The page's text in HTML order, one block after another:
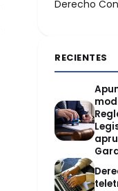
Derecho
RECIENTES